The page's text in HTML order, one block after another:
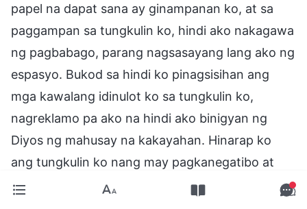
papel na dapat sana ay ginampanan ko, at sa
paggampan sa tungkulin ko, hindi ako nakagawa
ng pagbabago, parang nagsasayang lang ako ng
espasyo. Bukod sa hindi ko pinagsisihan ang
mga kawalang idinulot ko sa tungkulin ko,
nagreklamo pa ako na hindi ako binigyan ng
Diyos ng mahusay na kakayahan. Hinarap ko
ang tungkulin ko nang may pagkanegatibo at
katamaran. Tunay akong mapaghimagsik! Sa